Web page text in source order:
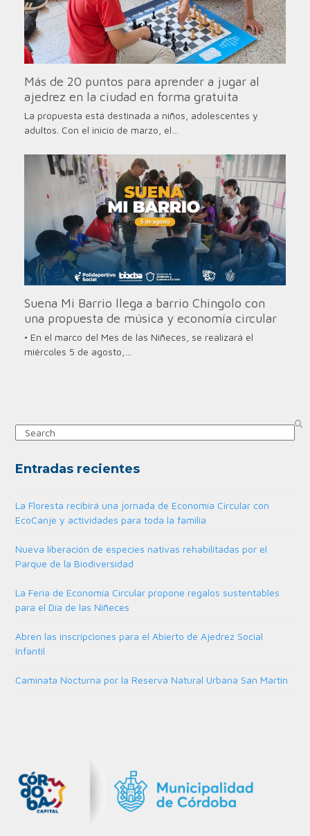
Más de 20 puntos para aprender a jugar al
ajedrez en la ciudad en forma gratuita
La propuesta está destinada a niños, adolescentes y
adultos. Con el inicio de marzo, el…
Suena Mi Barrio llega a barrio Chingolo con
una propuesta de música y economía circular
• En el marco del Mes de las Niñeces, se realizará el
miércoles 5 de agosto,…
Search
Entradas recientes
La Floresta recibirá una jornada de Economía Circular con
EcoCanje y actividades para toda la familia
Nueva liberación de especies nativas rehabilitadas por el
Parque de la Biodiversidad
La Feria de Economía Circular propone regalos sustentables
para el Día de las Niñeces
Abren las inscripciones para el Abierto de Ajedrez Social
Infantil
Caminata Nocturna por la Reserva Natural Urbana San Martín